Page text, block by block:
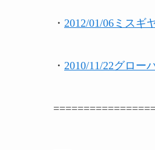
・ 2012/01/06ミスギ
・ 2010/11/22グロー